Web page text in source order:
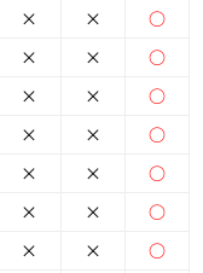
会員規約 サイトマップ
×
×
×
×
×
×
×
×
×
×
×
×
×
×
○
○
○
○
○
○
○